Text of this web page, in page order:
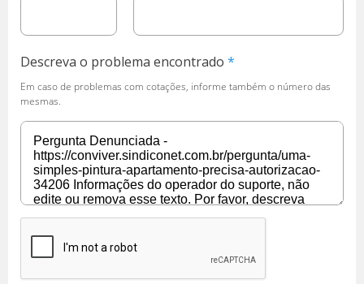
Descreva o problema encontrado
Em caso de problemas com cotações, informe também o número das
mesmas.